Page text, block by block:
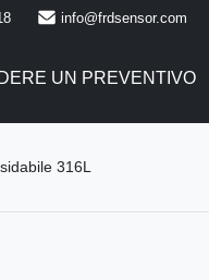
info@frdsensor.com
UN PREVENTIVO
316L